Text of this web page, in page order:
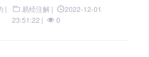
| 易经注解 |
2022-12-01
23:51:22 | 0